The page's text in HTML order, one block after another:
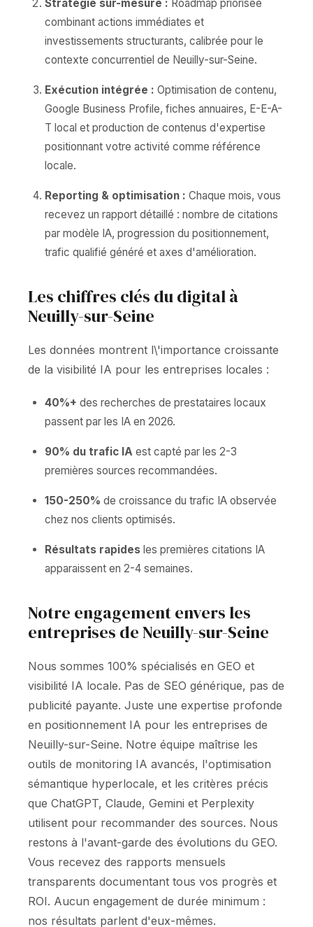
Stratégie sur-mesure : Roadmap priorisée
combinant actions immédiates et
investissements structurants, calibrée pour le
contexte concurrentiel de Neuilly-sur-Seine.
Exécution intégrée : Optimisation de contenu,
Google Business Profile, fiches annuaires, E-E-A-
T local et production de contenus d'expertise
positionnant votre activité comme référence
locale.
Reporting & optimisation : Chaque mois, vous
recevez un rapport détaillé : nombre de citations
par modèle IA, progression du positionnement,
trafic qualifié généré et axes d'amélioration.
Les chiffres clés du digital à
Neuilly-sur-Seine
Les données montrent l\'importance croissante
de la visibilité IA pour les entreprises locales :
40%+ des recherches de prestataires locaux
passent par les IA en 2026.
90% du trafic IA est capté par les 2-3
premières sources recommandées.
150-250% de croissance du trafic IA observée
chez nos clients optimisés.
Résultats rapides les premières citations IA
apparaissent en 2-4 semaines.
Notre engagement envers les
entreprises de Neuilly-sur-Seine
Nous sommes 100% spécialisés en GEO et
visibilité IA locale. Pas de SEO générique, pas de
publicité payante. Juste une expertise profonde
en positionnement IA pour les entreprises de
Neuilly-sur-Seine. Notre équipe maîtrise les
outils de monitoring IA avancés, l'optimisation
sémantique hyperlocale, et les critères précis
que ChatGPT, Claude, Gemini et Perplexity
utilisent pour recommander des sources. Nous
restons à l'avant-garde des évolutions du GEO.
Vous recevez des rapports mensuels
transparents documentant tous vos progrès et
ROI. Aucun engagement de durée minimum :
nos résultats parlent d'eux-mêmes.